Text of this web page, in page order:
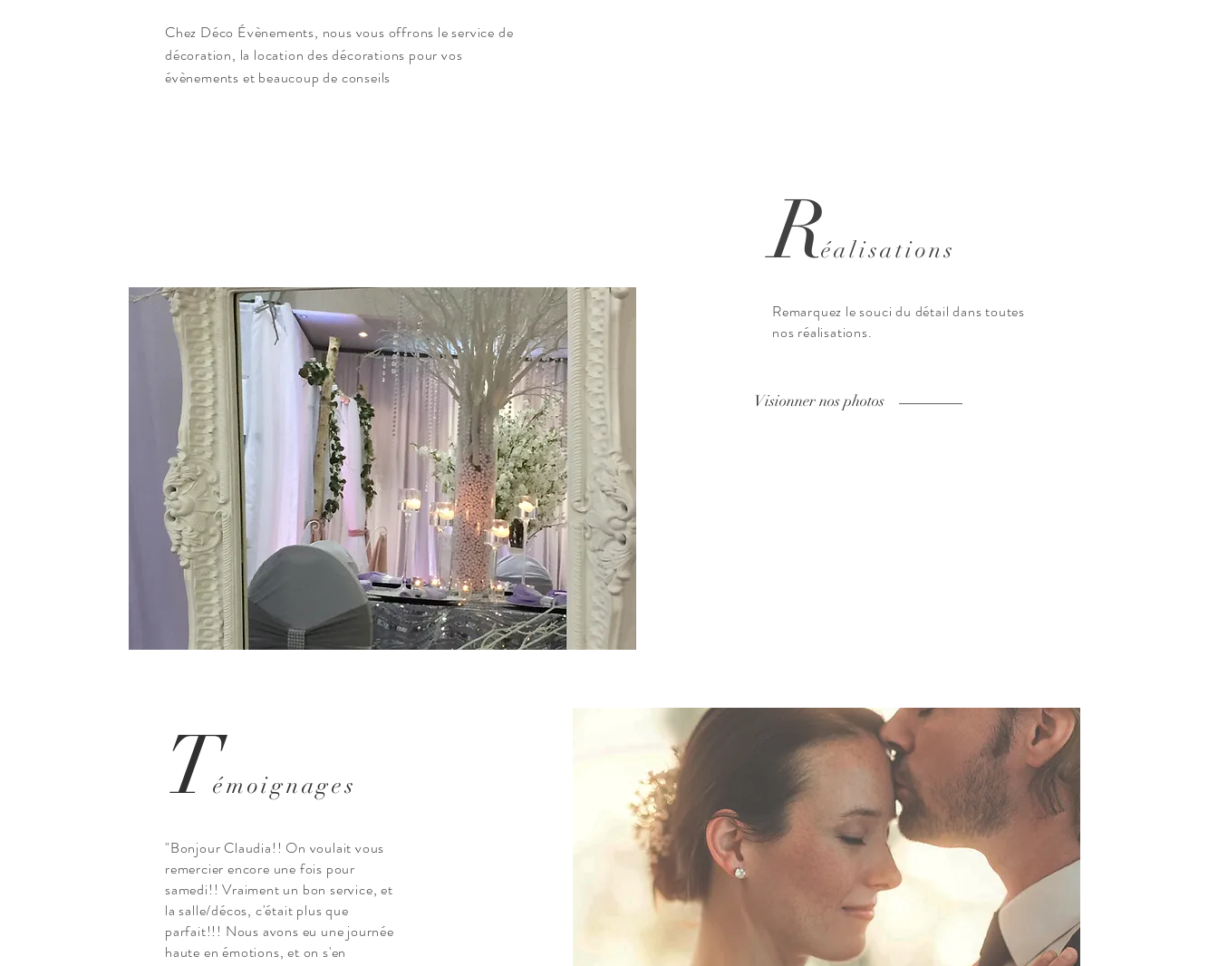
Chez Déco Évènements, nous vous offrons le service de
décoration, la location des décorations pour vos
évènements et beaucoup de conseils
Réalisations
Remarquez lesouci du détail dans toutes
nos réalisations.
Visionner nos photos
Témoignages
"Bonjour Claudia!! On voulait vous
remercier encore une fois pour
samedi!! Vraiment un bon service, et
la salle/décos, c'était plus que
parfait!!! Nous avons eu une journée
haute en émotions, et on s'en